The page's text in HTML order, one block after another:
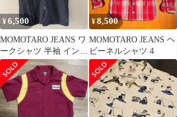
¥6,500
MOMOTARO JEANS ワ
ークシャツ 半袖 インデ
ィゴ サイズ40
¥8,500
MOMOTARO JEANS ヘ
ビーネルシャツ 4